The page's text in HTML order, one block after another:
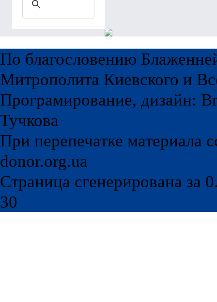
По благословению
Митрополита Киевского и
Програмирование, дизайн:
Тучкова
При перепечатке материала
donor.org.ua
Страница сгенерирована за
30